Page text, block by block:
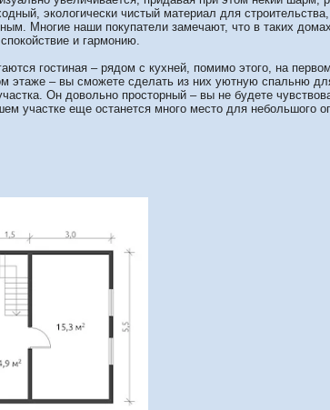
экологически чистый материал для
Многие наши покупатели замечают, что в таких
и гармонию.
гостиная – рядом с кухней, помимо этого, на
этаже – вы сможете сделать из них уютную спальню
Он довольно просторный – вы не будете
участке еще останется много место для небольшого